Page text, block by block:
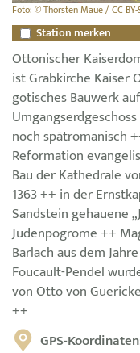
Foto: © Thorsten Maue / CC
Station merken
Ottonischer
ist Grabkirche Kaiser
gotisches Bauwerk
noch spätromanisch
Reformation
Bau der Kathedrale
1363 ++ in der
Sandstein gehauene
Judenpogrome ++
Barlach aus dem
Foucault-Pendel
von Otto von
++
GPS-Koordinaten